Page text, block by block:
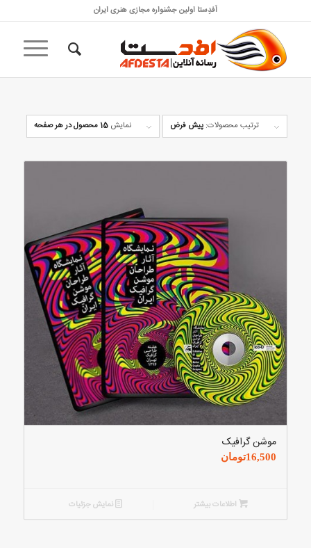
اَفدِستا اولین جشنواره مجازی هنری ایران
ترتیب محصولات: پیش فرض نمایش 15 محصول در هر صفحه
موشن گرافیک
16,500تومان
اطلاعات بیشتر نمایش جزئیات